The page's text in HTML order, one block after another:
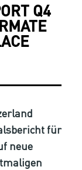
Q4
für
neue